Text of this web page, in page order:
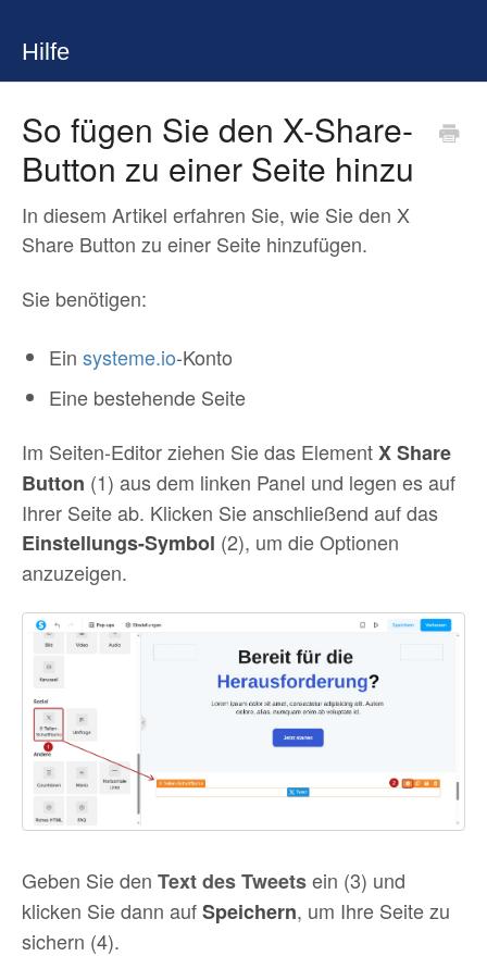
Hilfe
So fügen Sie den X-Share-
Button zu einer Seite hinzu
In diesem Artikel erfahren Sie, wie Sie den X
Share Button zu einer Seite hinzufügen.
Sie benötigen:
Ein systeme.io-Konto
Eine bestehende Seite
Im Seiten-Editor ziehen Sie das ElementX Share
Button (1) aus dem linken Panel und legen es auf
Ihrer Seite ab. Klicken Sie anschließend auf das
Einstellungs-Symbol (2), um die Optionen
anzuzeigen.
Geben Sie den Text des Tweetsein (3) und
klicken Sie dann aufSpeichern, um Ihre Seite zu
sichern (4).